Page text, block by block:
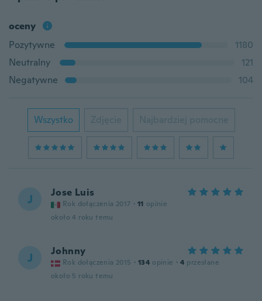
oceny
Pozytywne
1180
Neutralny
121
Negatywne
104
Wszystko Zdjęcie Najbardziej pomocne
J Jose Luis
Rok dołączenia 2017 · 11 opinie
około 4 roku temu
J Johnny
Rok dołączenia 2015 · 134 opinie · 4 przesłane
około 5 roku temu